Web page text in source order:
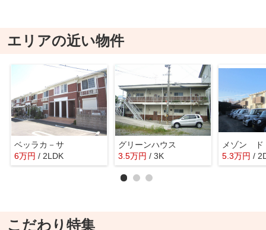
エリアの近い物件
ベッラカ－サ
6万円 / 2LDK
グリーンハウス
3.5万円 / 3K 5.3万円 /
こだわり特集